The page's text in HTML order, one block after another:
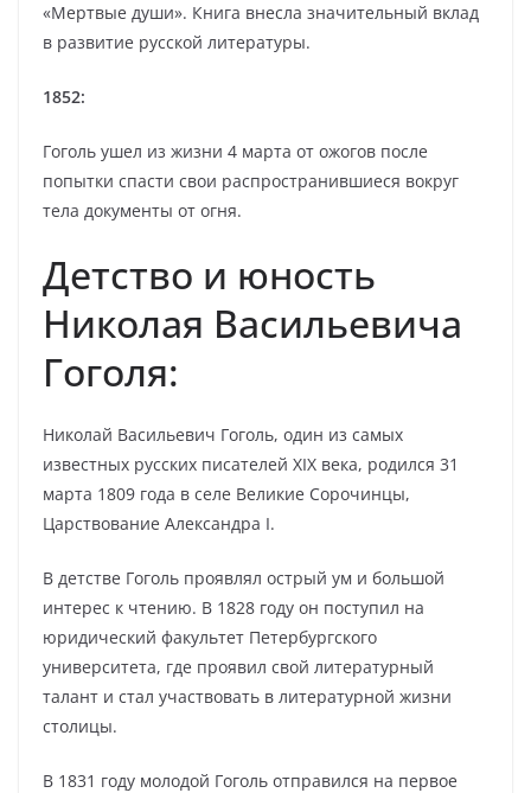
«Мертвые души». Книга внесла значительный вклад
в развитие русской литературы.
1852:
Гоголь ушел из жизни 4 марта от ожогов после
попытки спасти свои распространившиеся вокруг
тела документы от огня.
Детство и юность
Николая Васильевича
Гоголя:
Николай Васильевич Гоголь, один из самых
известных русских писателей XIX века, родился 31
марта 1809 года в селе Великие Сорочинцы,
Царствование Александра I.
В детстве Гоголь проявлял острый ум и большой
интерес к чтению. В 1828 году он поступил на
юридический факультет Петербургского
университета, где проявил свой литературный
талант и стал участвовать в литературной жизни
столицы.
В 1831 году молодой Гоголь отправился на первое